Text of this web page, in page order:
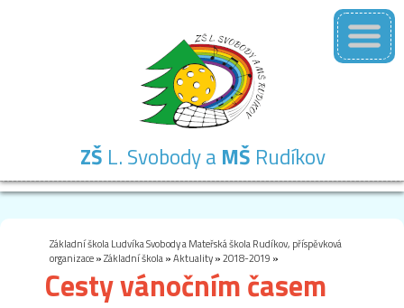
ZŠ L. Svobody a MŠ Rudíkov
Základní škola Ludvíka Svobody a Mateřská škola Rudíkov, příspěvková
organizace»Základní škola»Aktuality»2018-2019 »
Cesty vánočním časem